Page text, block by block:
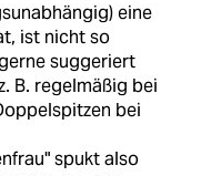
eine
ist nicht so
suggeriert
B. regelmäßig bei
bei
spukt also